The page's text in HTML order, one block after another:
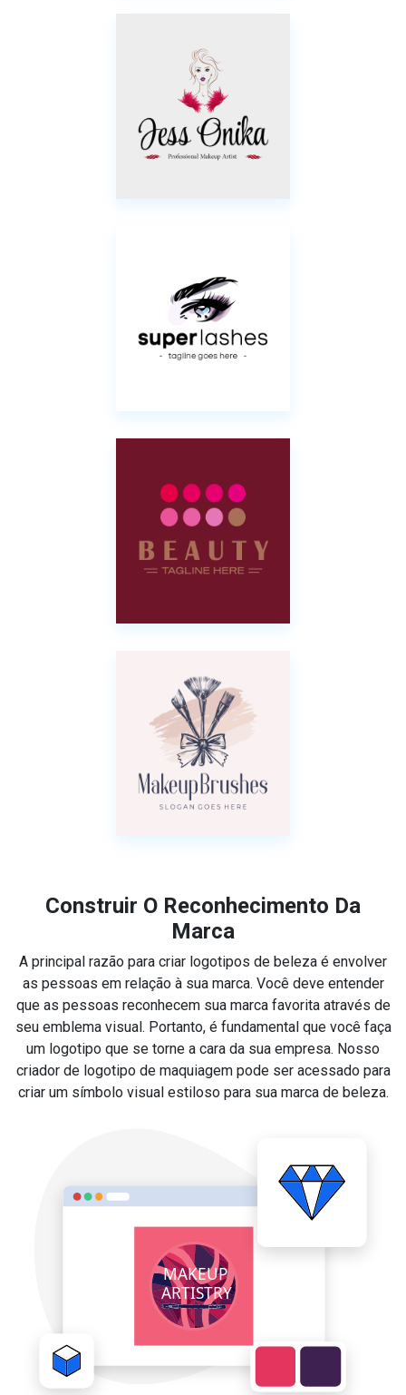
Construir O Reconhecimento Da
Marca
A principal razão para criar logotipos de beleza é envolver
as pessoas em relação à sua marca. Você deve entender
que as pessoas reconhecem sua marca favorita através de
seu emblema visual. Portanto, é fundamental que você faça
um logotipo que se torne a cara da sua empresa. Nosso
criador de logotipo de maquiagem pode ser acessado para
criar um símbolo visual estiloso para sua marca de beleza.